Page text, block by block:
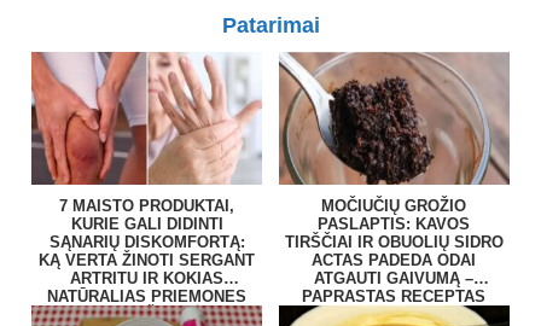
Patarimai
7 MAISTO PRODUKTAI,
KURIE GALI DIDINTI
SĄNARIŲ DISKOMFORTĄ:
KĄ VERTA ŽINOTI SERGANT
ARTRITU IR KOKIAS
NATŪRALIAS PRIEMONES
RENKASI ŽMONĖS?
MOČIUČIŲ GROŽIO
PASLAPTIS: KAVOS
TIRŠČIAI IR OBUOLIŲ SIDRO
ACTAS PADEDA ODAI
ATGAUTI GAIVUMĄ –
PAPRASTAS RECEPTAS
NAMUOSE